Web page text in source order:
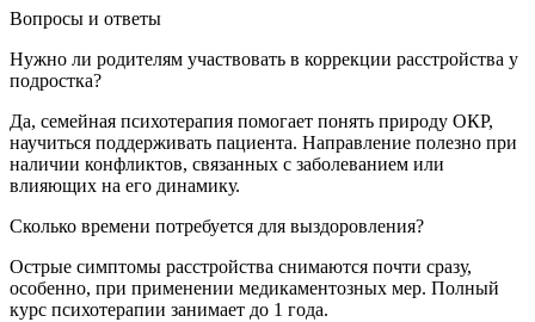
Вопросы и ответы
Нужно ли родителям участвовать в коррекции расстройства у
подростка?
Да, семейная психотерапия помогает понять природу ОКР,
научиться поддерживать пациента. Направление полезно при
наличии конфликтов, связанных с заболеванием или
влияющих на его динамику.
Сколько времени потребуется для выздоровления?
Острые симптомы расстройства снимаются почти сразу,
особенно, при применении медикаментозных мер. Полный
курс психотерапии занимает до 1 года.